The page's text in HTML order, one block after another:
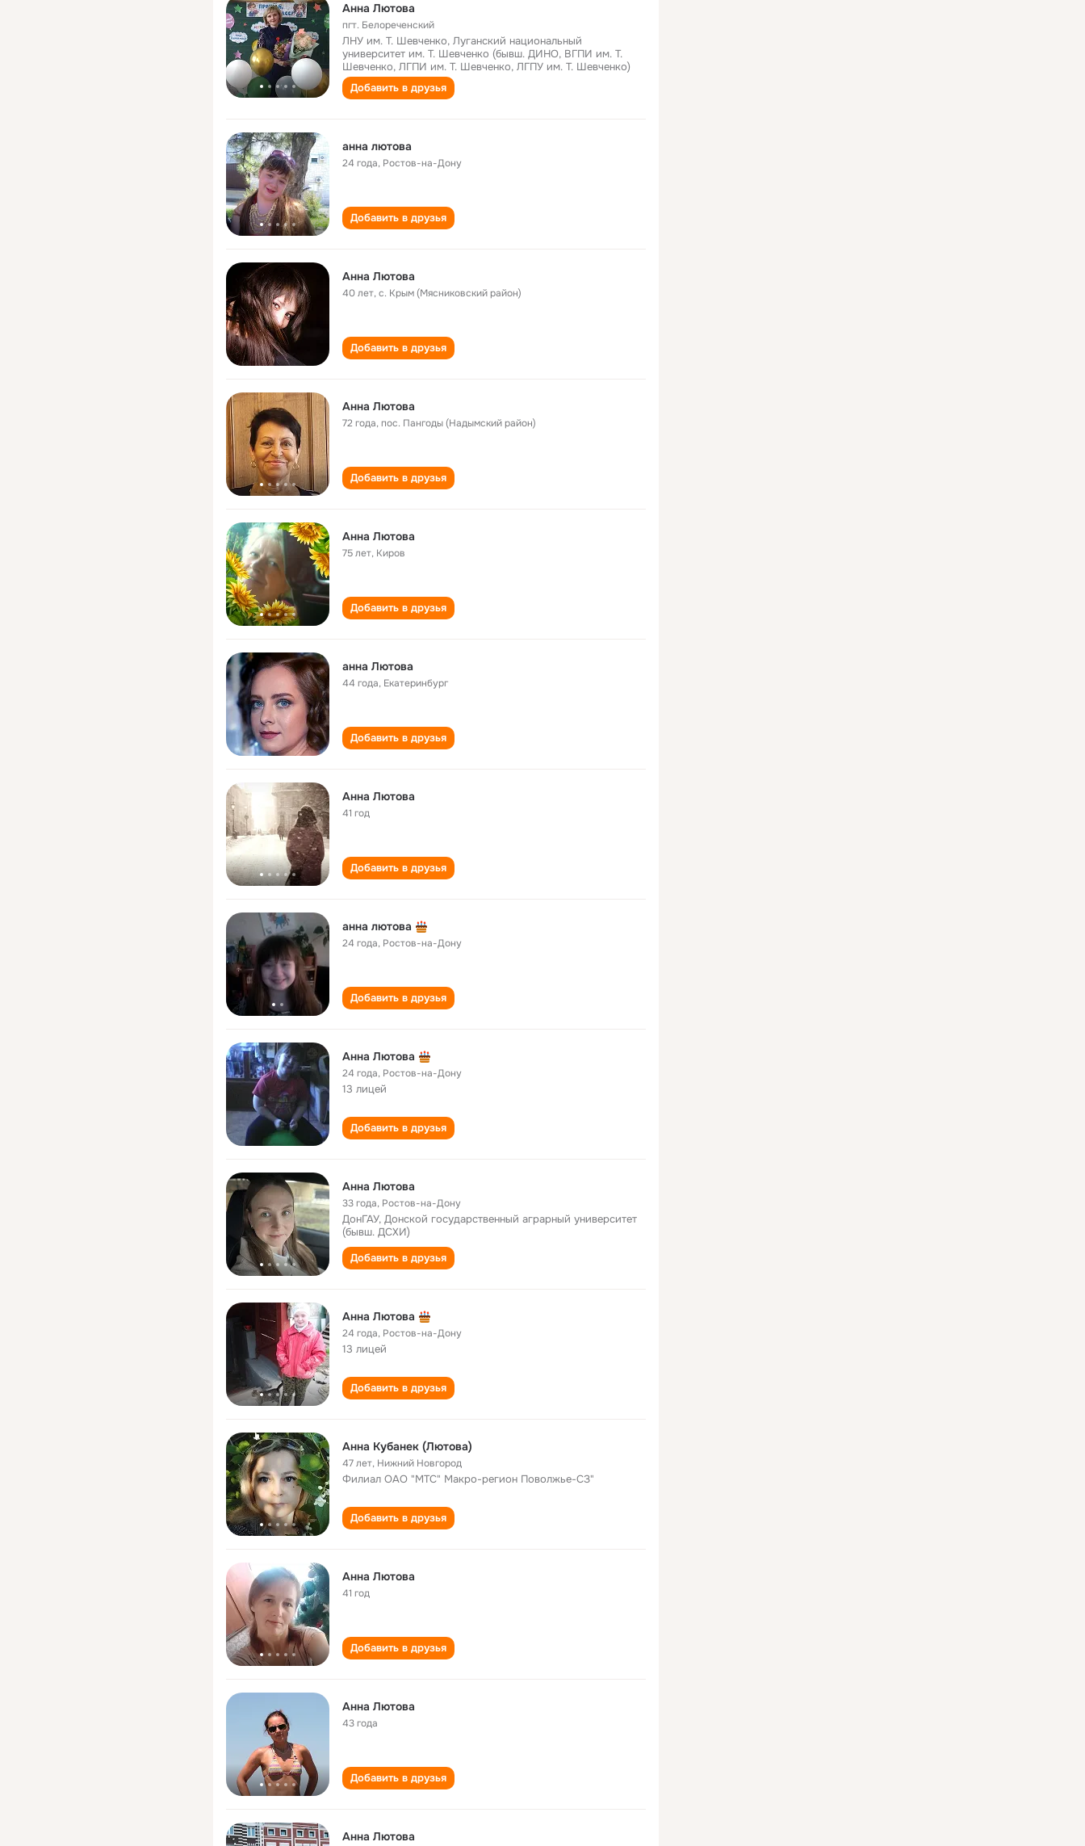
Анна Лютова
пгт. Белореченский
ЛНУ им. Т. Шевченко, Луганский национальный
университет им. Т. Шевченко (бывш. ДИНО, ВГПИ им. Т.
Шевченко, ЛГПИ им. Т. Шевченко, ЛГПУ им. Т. Шевченко)
Добавить в друзья
анна лютова
24 года, Ростов-на-Дону
Добавить в друзья
Анна Лютова
40 лет,с. Крым (Мясниковский район)
Добавить в друзья
Анна Лютова
72 года,пос. Пангоды (Надымский район)
Добавить в друзья
Анна Лютова
75 лет, Киров
Добавить в друзья
анна Лютова
44 года, Екатеринбург
Добавить в друзья
Анна Лютова
41 год
Добавить в друзья
анна лютова
24 года, Ростов-на-Дону
Добавить в друзья
Анна Лютова
24 года, Ростов-на-Дону
13 лицей
Добавить в друзья
Анна Лютова
33 года, Ростов-на-Дону
ДонГАУ, Донской государственный аграрный университет
(бывш. ДСХИ)
Добавить в друзья
Анна Лютова
24 года, Ростов-на-Дону
13 лицей
Добавить в друзья
Анна Кубанек (Лютова)
47 лет, Нижний Новгород
Филиал ОАО "МТС" Макро-регион Поволжье-СЗ"
Добавить в друзья
Анна Лютова
41 год
Добавить в друзья
Анна Лютова
43 года
Добавить в друзья
Анна Лютова